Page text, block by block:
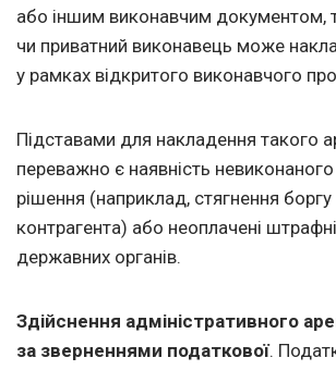
або іншим виконавчим документом,
чи приватний виконавець може
у рамках відкритого виконавчого
Підставами для накладення такого
переважно є наявність
рішення (наприклад, стягнення
контрагента) або неоплачені штрафні
державних органів.
Здійснення адміністративного
за зверненнями податкової.